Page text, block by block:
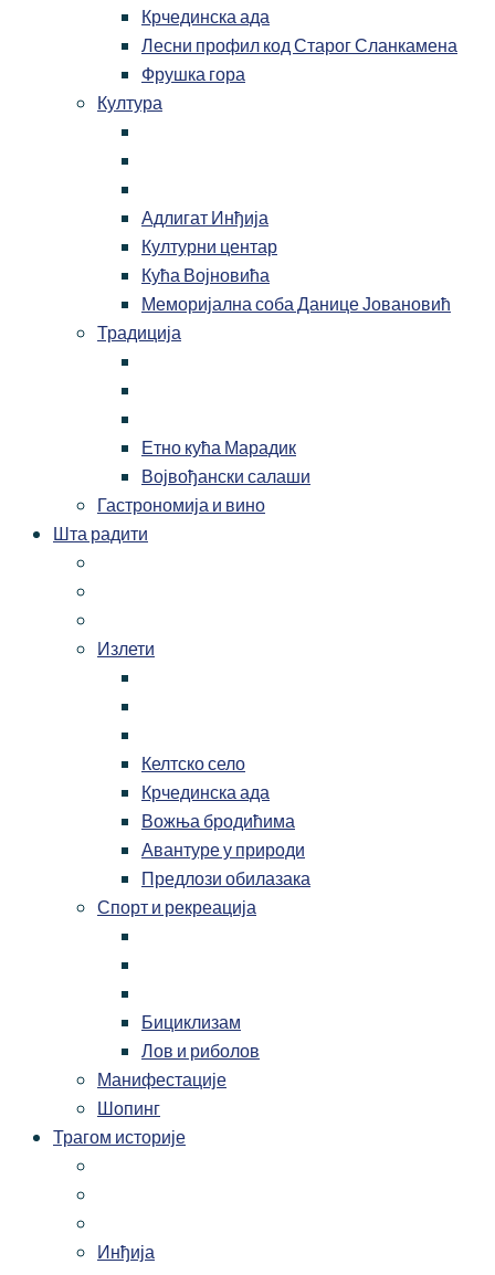
Крчединска ада
Лесни профил код Старог Сланкамена
Фрушка гора
Култура
Адлигат Инђија
Културни центар
Кућа Војновића
Меморијална соба Данице Јовановић
Традиција
Етно кућа Марадик
Војвођански салаши
Гастрономија и вино
Шта радити
Излети
Келтско село
Крчединска ада
Вожња бродићима
Авантуре у природи
Предлози обилазака
Спорт и рекреација
Бициклизам
Лов и риболов
Манифестације
Шопинг
Трагом историје
Инђија